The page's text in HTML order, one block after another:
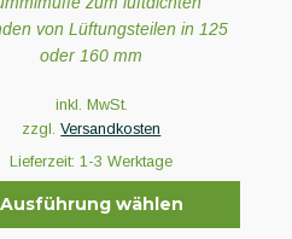
von Lüftungsteilen in 125
oder 160 mm
inkl. MwSt.
zzgl.Versandkosten
Lieferzeit: 1-3 Werktage
Ausführung wählen